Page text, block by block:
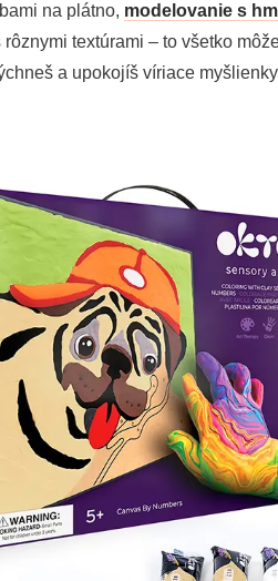
na plátno, modelovanie s
rôznymi textúrami – to všetko
a upokojíš víriace